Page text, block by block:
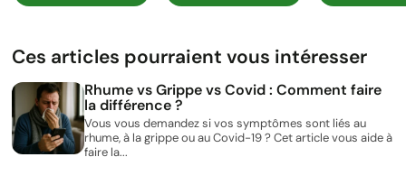
Ces articles pourraient vous intéresser
Rhume vs Grippe vs Covid : Comment faire
la différence ?
Vous vous demandez si vos symptômes sont liés au
rhume, à la grippe ou au Covid-19 ? Cet article vous aide à
faire la...